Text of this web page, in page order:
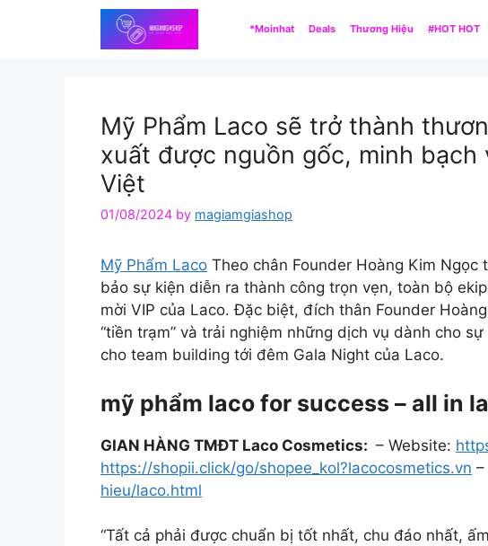
*Moinhat Deals Thương Hiệu #HOT HOT
Mỹ Phẩm Laco sẽ trở thành
xuất được nguồn gốc, minh
Việt
01/08/2024 by magiamgiashop
Mỹ Phẩm Laco Theo chân Founder Hoàng Kim
bảo sự kiện diễn ra thành công trọn vẹn, toàn bộ
mời VIP của Laco. Đặc biệt, đích thân Founder
“tiền trạm” và trải nghiệm những dịch vụ dành cho
cho team building tới đêm Gala Night của Laco.
mỹ phẩm laco for success – all in
GIAN HÀNG TMĐT Laco Cosmetics: – Website:
https://shopii.click/go/shopee_kol?lacocosmetics.vn
hieu/laco.html
“Tất cả phải được chuẩn bị tốt nhất, chu đáo nhất,